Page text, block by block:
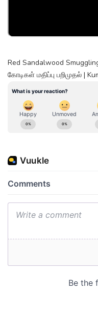
Red Sandalwood
கோடிகள் மதிப்பு பறிமுதல் |